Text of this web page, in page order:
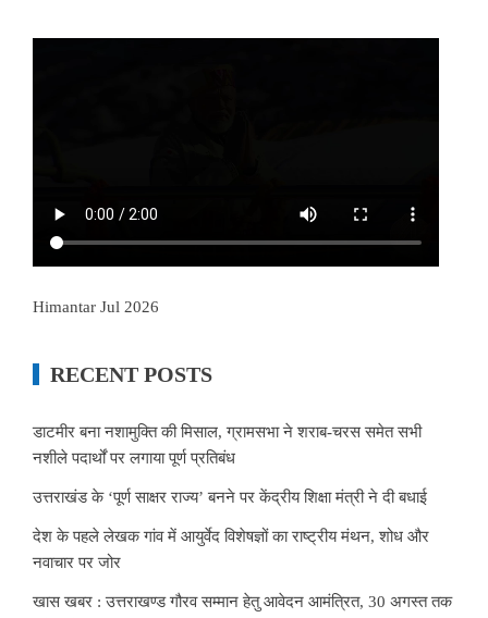
Himantar Jul 2026
RECENT POSTS
डाटमीर बना नशामुक्ति की मिसाल, ग्रामसभा ने शराब-चरस समेत सभी
नशीले पदार्थों पर लगाया पूर्ण प्रतिबंध
उत्तराखंड के ‘पूर्ण साक्षर राज्य’ बनने पर केंद्रीय शिक्षा मंत्री ने दी बधाई
देश के पहले लेखक गांव में आयुर्वेद विशेषज्ञों का राष्ट्रीय मंथन, शोध और
नवाचार पर जोर
खास खबर : उत्तराखण्ड गौरव सम्मान हेतु आवेदन आमंत्रित, 30 अगस्त तक